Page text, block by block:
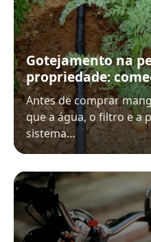
Gotejamento na
propriedade:
Antes de comprar
que a água, o filtro e a
sistema…